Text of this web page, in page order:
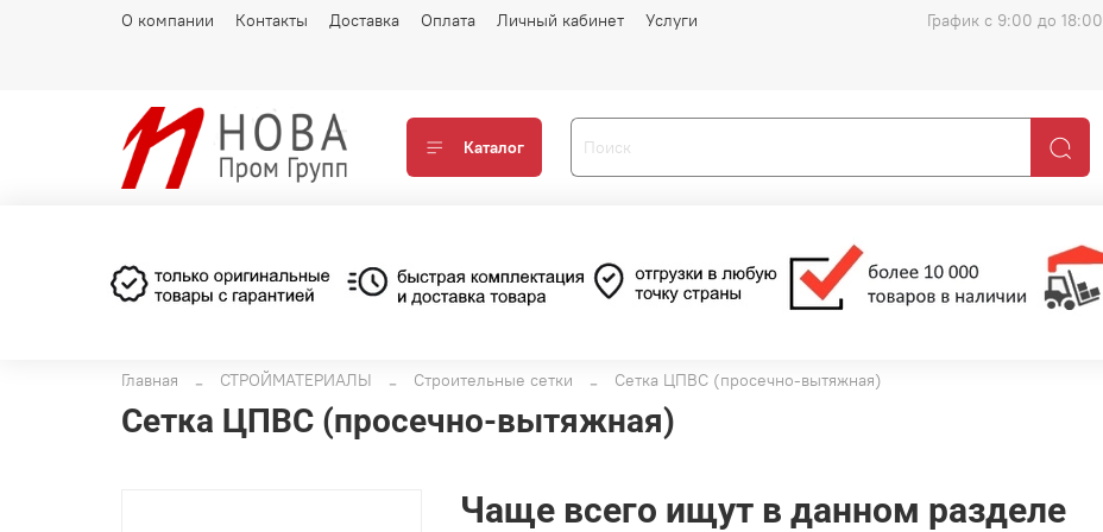
О компании Контакты Доставка Оплата Личный кабинет Услуги График с 9:00 до 18:00
Каталог
Главная СТРОЙМАТЕРИАЛЫ Строительные сетки Сетка ЦПВС (просечно-вытяжная)
Сетка ЦПВС (просечно-вытяжная)
Чаще всего ищут в данном разделе